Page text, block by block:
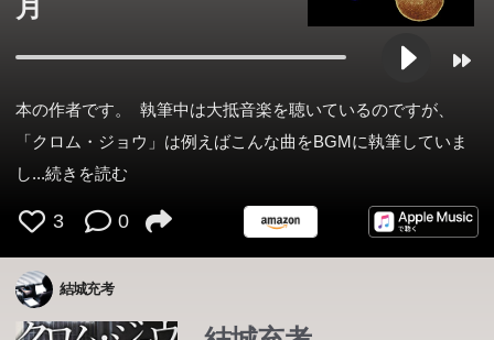
月
本の作者です。 執筆中は大抵音楽を聴いているのですが、
「クロム・ジョウ」は例えばこんな曲をBGMに執筆していま
し...続きを読む
3 0
結城充考